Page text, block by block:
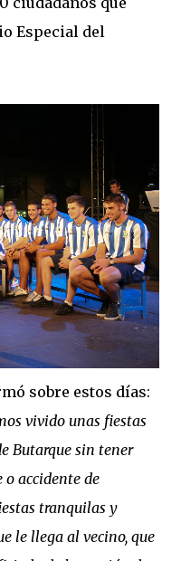
Especial del
sobre estos días:
vivido unas fiestas
Butarque sin tener
accidente de
tranquilas y
le llega al vecino, que